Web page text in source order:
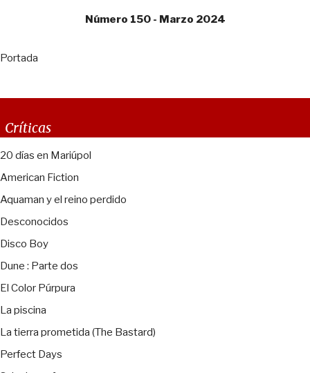
Número 150 - Marzo 2024
Portada
Críticas
20 días en Mariúpol
American Fiction
Aquaman y el reino perdido
Desconocidos
Disco Boy
Dune : Parte dos
El Color Púrpura
La piscina
La tierra prometida (The Bastard)
Perfect Days